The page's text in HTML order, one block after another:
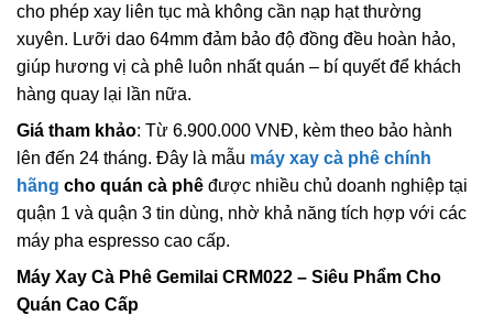
cho phép xay liên tục mà không cần nạp hạt thường
xuyên. Lưỡi dao 64mm đảm bảo độ đồng đều hoàn hảo,
giúp hương vị cà phê luôn nhất quán – bí quyết để khách
hàng quay lại lần nữa.
Giá tham khảo: Từ 6.900.000 VNĐ, kèm theo bảo hành
lên đến 24 tháng. Đây là mẫu máy xay cà phê chính
hãng cho quán cà phê được nhiều chủ doanh nghiệp tại
quận 1 và quận 3 tin dùng, nhờ khả năng tích hợp với các
máy pha espresso cao cấp.
Máy Xay Cà Phê Gemilai CRM022 – Siêu Phẩm Cho
Quán Cao Cấp